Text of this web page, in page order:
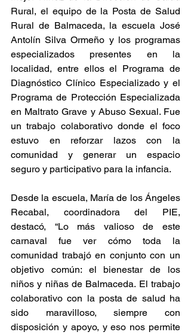
Rural, el equipo de la Posta de Salud
Rural de Balmaceda, la escuela José
Antolín Silva Ormeño y los programas
especializados presentes en la
localidad, entre ellos el Programa de
Diagnóstico Clínico Especializado y el
Programa de Protección Especializada
en Maltrato Grave y Abuso Sexual. Fue
un trabajo colaborativo donde el foco
estuvo en reforzar lazos con la
comunidad y generar un espacio
seguro y participativo para la infancia.
Desde la escuela, María de los Ángeles
Recabal, coordinadora del PIE,
destacó, “Lo más valioso de este
carnaval fue ver cómo toda la
comunidad trabajó en conjunto con un
objetivo común: el bienestar de los
niños y niñas de Balmaceda. El trabajo
colaborativo con la posta de salud ha
sido maravilloso, siempre con
disposición y apoyo, y eso nos permite